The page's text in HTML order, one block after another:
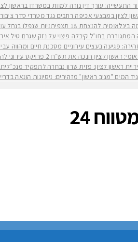
התעשייה: עורך דין נורה למוות במשרדו בראשון
לציון במבצעי אכיפה רחבים נגד מטרדי סדר
18 תצפיתניות שנפלו בנחל עוז
המתגוררת בחו"ל קיבלה פיצוי על נזק שגרם טיל
פגיעה בעצים עירוניים מסכנת חיים ומהווה
עירוני להשכרה ארוכת טווח של דירות במחיר מוזל במעמד ראש העירייה רז קינסטליך
ראשון לציון: פזית שרון נבחרה לתפקיד מנכ"לית
המים "מניב ראשון" מזהירים: ניסיונות
24